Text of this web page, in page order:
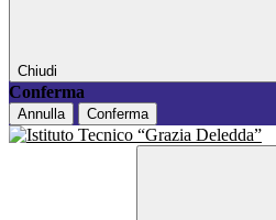
Chiudi
Conferma
Annulla Conferma